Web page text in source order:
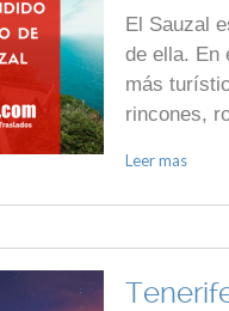
El Sauzal
de ella. En
más
rincones,
Leer mas